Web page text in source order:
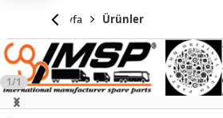
Anasayfa Ürünler
1/1